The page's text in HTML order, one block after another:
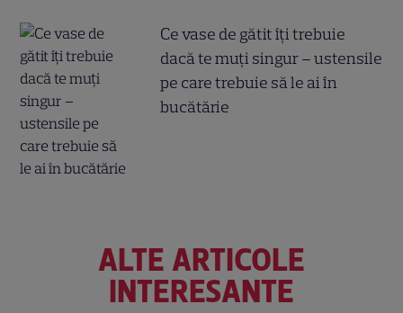
Ce vase de gătit îți trebuie
dacă te muți singur – ustensile
pe care trebuie să le ai în
bucătărie
ALTE ARTICOLE
INTERESANTE